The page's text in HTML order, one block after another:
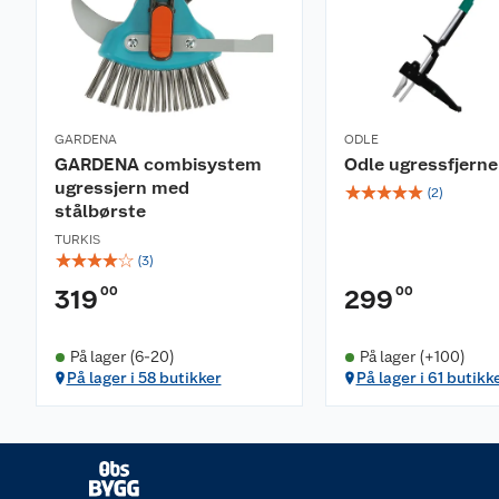
GARDENA
GARDENA combisystem
ugressjern med
stålbørste
TURKIS
☆☆☆☆☆ (3)
319 00
På lager (6-20)
På lager i 58 butikker
ODLE
Odle
☆☆☆☆☆ (2)
299 00
På lager (+100)
På lager i 61